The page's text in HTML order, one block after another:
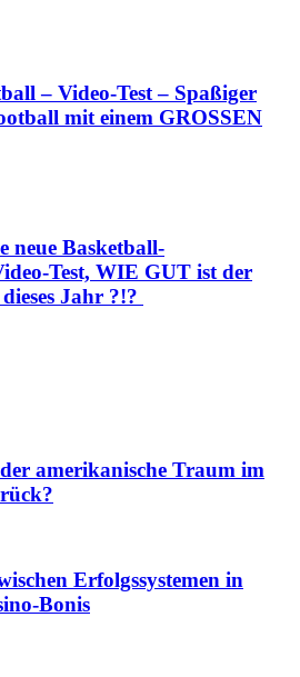
– Video-Test – Spaßiger
mit einem GROSSEN
neue Basketball-
Test, WIE GUT ist der
Jahr ?!?
amerikanische Traum im
Erfolgssystemen in